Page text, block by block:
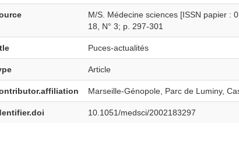
M/S. Médecine sciences [ISSN papier :
18, N° 3; p. 297-301
Puces-actualités
Article
Marseille-Génopole, Parc de Luminy,
10.1051/medsci/2002183297